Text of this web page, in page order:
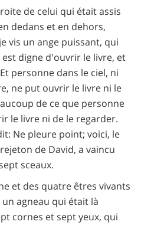
de celui qui était assis
dedans et en dehors,
vis un ange puissant, qui
digne d'ouvrir le livre, et
Et personne dans le ciel, ni
ne put ouvrir le livre ni le
de ce que personne
le livre ni de le regarder.
Ne pleure point; voici, le
de David, a vaincu
sceaux.
et des quatre êtres vivants
agneau qui était là
cornes et sept yeux, qui